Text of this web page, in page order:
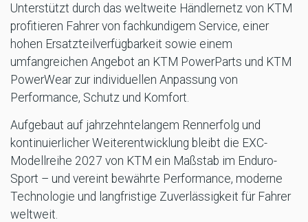
Unterstützt durch das weltweite Händlernetz von KTM
profitieren Fahrer von fachkundigem Service, einer
hohen Ersatzteilverfügbarkeit sowie einem
umfangreichen Angebot an KTM PowerParts und KTM
PowerWear zur individuellen Anpassung von
Performance, Schutz und Komfort.
Aufgebaut auf jahrzehntelangem Rennerfolg und
kontinuierlicher Weiterentwicklung bleibt die EXC-
Modellreihe 2027 von KTM ein Maßstab im Enduro-
Sport – und vereint bewährte Performance, moderne
Technologie und langfristige Zuverlässigkeit für Fahrer
weltweit.